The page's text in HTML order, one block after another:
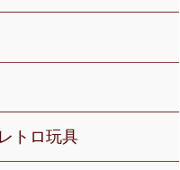
トロ玩具